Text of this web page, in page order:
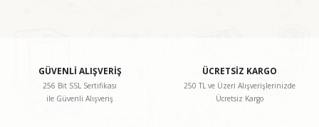
Görüş ve önerileriniz için teşekkür ederiz.
Ürün resmi kalitesiz, bozuk veya görüntülenemiyor.
GÜVENLİ ALIŞVERİŞ
256 Bit SSL Sertifikası
ile Güvenli Alışveriş
ÜCRETSİZ KARGO
250 TL ve Üzeri Alışverişlerinizde
Ücretsiz Kargo